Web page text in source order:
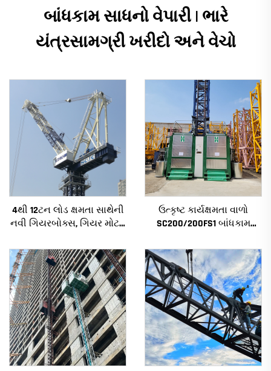
બાંધકામ સાધનો વેપારી | ભારે
યંત્રસામગ્રી ખરીદો અને વેચો
4થી 12ટન લોડ ક્ષમતા સાથેની
નવી ગિયરબોક્સ, ગિયર મોટર,
ટાવર ક્રેન
ઉત્કૃષ્ટ કાર્યક્ષમતા વાળો
SC200/200FS1 બાંધકામ
લિફ્ટ શાફ્ટ માટે આલ્જેરિયા
માટે